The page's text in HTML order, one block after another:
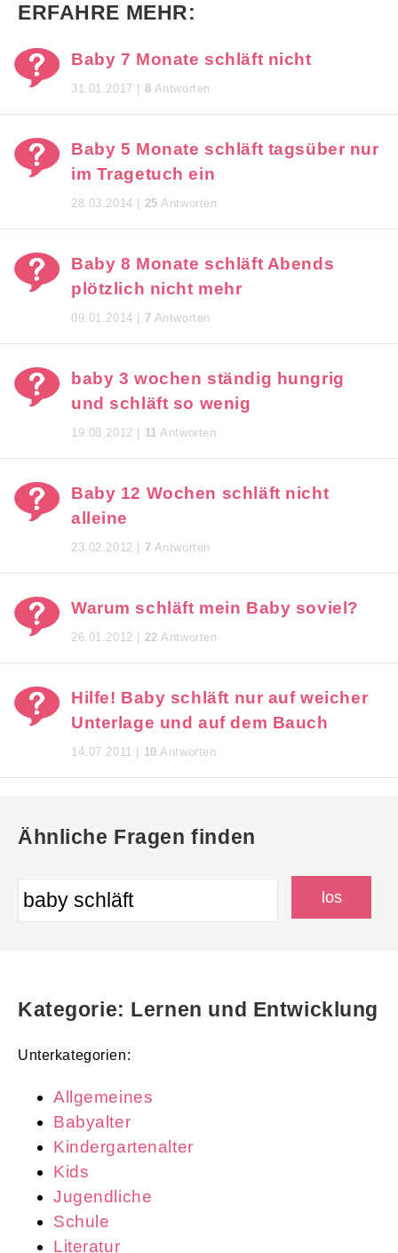
ERFAHRE MEHR:
Baby 7 Monate schläft nicht
31.01.2017 | 8 Antworten
Baby 5 Monate schläft tagsüber nur
im Tragetuch ein
28.03.2014 | 25 Antworten
Baby 8 Monate schläft Abends
plötzlich nicht mehr
09.01.2014 | 7 Antworten
baby 3 wochen ständig hungrig
und schläft so wenig
19.08.2012 | 11 Antworten
Baby 12 Wochen schläft nicht
alleine
23.02.2012 | 7 Antworten
Warum schläft mein Baby soviel?
26.01.2012 | 22 Antworten
Hilfe! Baby schläft nur auf weicher
Unterlage und auf dem Bauch
14.07.2011 | 10 Antworten
Ähnliche Fragen finden
Kategorie: Lernen und Entwicklung
Unterkategorien:
Allgemeines
Babyalter
Kindergartenalter
Kids
Jugendliche
Schule
Literatur